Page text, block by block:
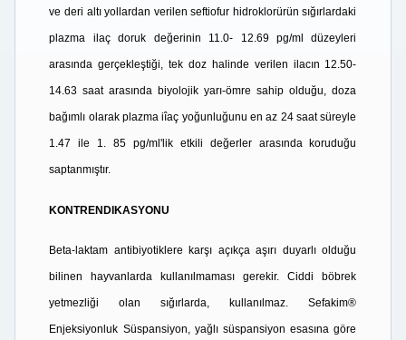
ve deri altı yollardan verilen seftiofur hidroklorürün sığırlardaki
plazma ilaç doruk değerinin 11.0- 12.69 pg/ml düzeyleri
arasında gerçekleştiği, tek doz halinde verilen ilacın 12.50-
14.63 saat arasında biyolojik yarı-ömre sahip olduğu, doza
bağımlı olarak plazma iîaç yoğunluğunu en az 24 saat süreyle
1.47 ile 1. 85 pg/ml'lik etkili değerler arasında koruduğu
saptanmıştır.
KONTRENDIKASYONU
Beta-laktam antibiyotiklere karşı açıkça aşırı duyarlı olduğu
bilinen hayvanlarda kullanılmaması gerekir. Ciddi böbrek
yetmezliği olan sığırlarda, kullanılmaz. Sefakim®
Enjeksiyonluk Süspansiyon, yağlı süspansiyon esasına göre